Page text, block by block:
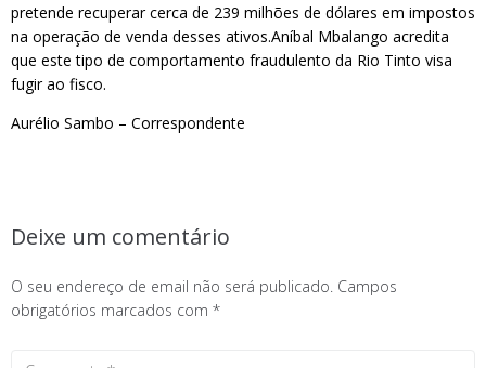
pretende recuperar cerca de 239 milhões de dólares em impostos
na operação de venda desses ativos.Aníbal Mbalango acredita
que este tipo de comportamento fraudulento da Rio Tinto visa
fugir ao fisco.
Aurélio Sambo – Correspondente
Deixe um comentário
O seu endereço de email não será publicado. Campos
obrigatórios marcados com *